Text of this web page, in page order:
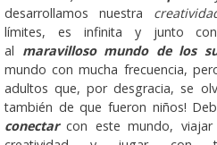
desarrollamos nuestra
límites, es infinita y junto
al maravilloso mundo de los
mundo con mucha frecuencia,
adultos que, por desgracia, se
también de que fueron niños!
conectarcon este mundo,